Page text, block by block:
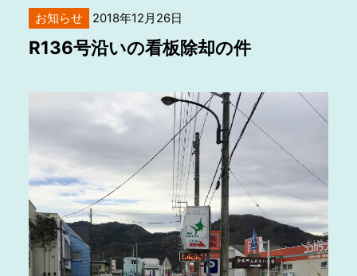
お知らせ 2018年12月26日
R136号沿いの看板除却の件